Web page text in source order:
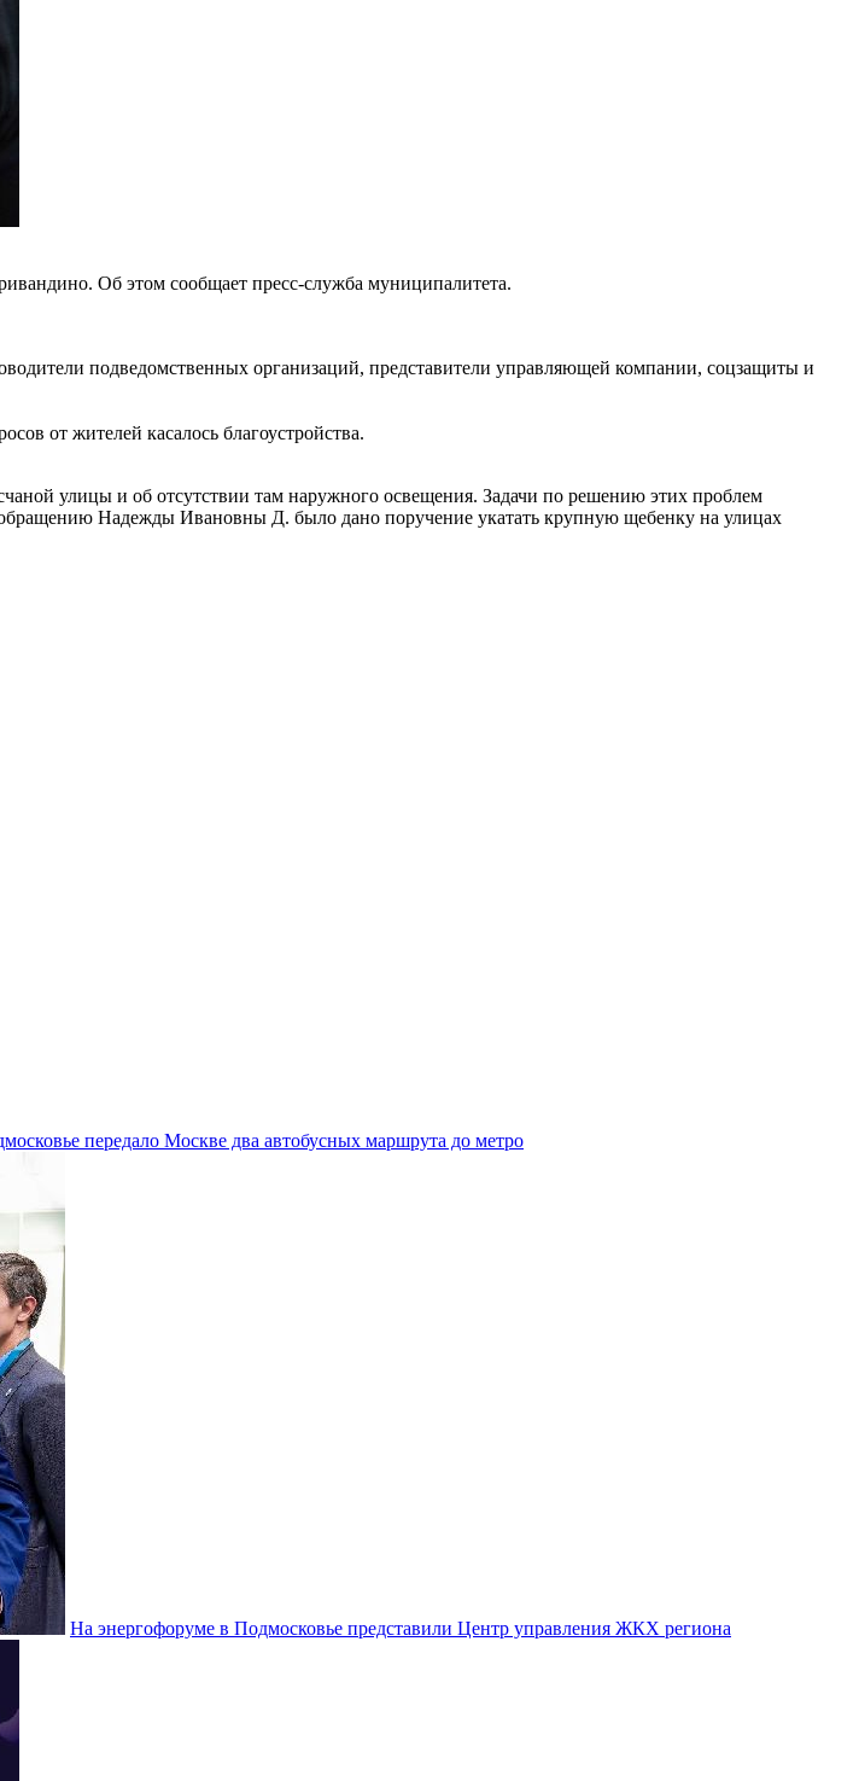
Об этом сообщает пресс-служба муниципалитета.
подведомственных организаций, представители управляющей компании, соцзащиты и
от жителей касалось благоустройства.
улицы и об отсутствии там наружного освещения. Задачи по решению этих проблем
обращению Надежды Ивановны Д. было дано поручение укатать крупную щебенку на улицах
передало Москве два автобусных маршрута до метро
На энергофоруме в Подмосковье представили Центр управления ЖКХ региона